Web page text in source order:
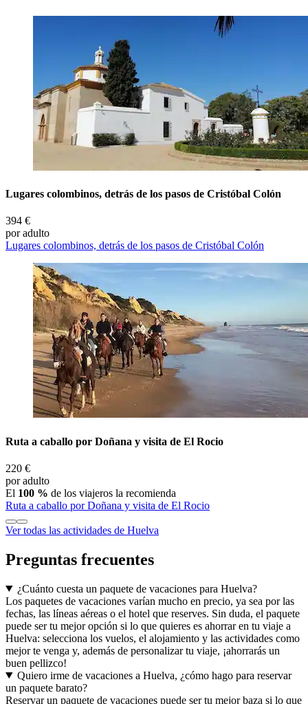
Lugares colombinos, detrás de los pasos de Cristóbal Colón
394 €
por adulto
Lugares colombinos, detrás de los pasos de Cristóbal Colón
Ruta a caballo por Doñana y visita de El Rocio
220 €
por adulto
El 100 % de los viajeros la recomienda
Ruta a caballo por Doñana y visita de El Rocio
Ver todas las actividades de Huelva
Preguntas frecuentes
¿Cuánto cuesta un paquete de vacaciones para Huelva?
Los paquetes de vacaciones varían mucho en precio, ya sea por las
fechas, las líneas aéreas o el hotel que reserves. Sin duda, el paquete
puede ser tu mejor opción si lo que quieres es ahorrar en tu viaje a
Huelva: selecciona los vuelos, el alojamiento y las actividades como
mejor te venga y, además de personalizar tu viaje, ¡ahorrarás un
buen pellizco!
Quiero irme de vacaciones a Huelva, ¿cómo hago para reservar
un paquete barato?
Reservar un paquete de vacaciones puede ser tu mejor baza si lo que